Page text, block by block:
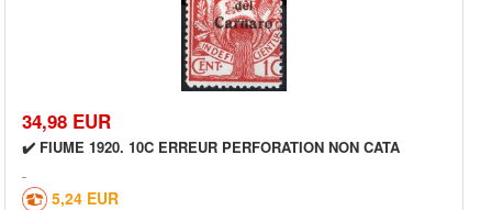
34,98 EUR
✔️ FIUME 1920. 10C ERREUR PERFORATION NON CATA
5,24 EUR